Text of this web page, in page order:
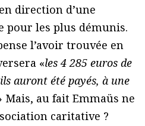
direction d’une
pour les plus démunis.
l’avoir trouvée en
«les 4 285 euros de
auront été payés, à une
Mais, au fait Emmaüs ne
caritative ?